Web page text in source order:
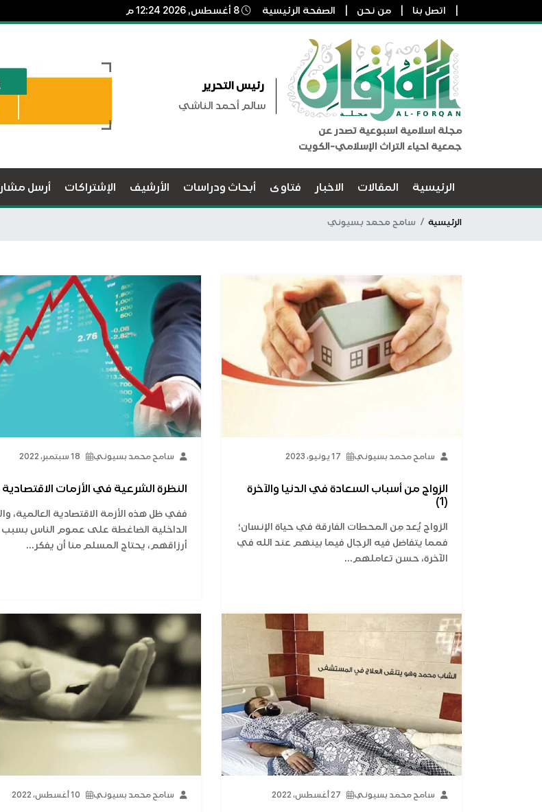
اتصل بنا من نحن الصفحة الرئيسية
مجلة اسلامية اسبوعية تصدر عن
جمعية احياء التراث الإسلامي-الكويت
رئيس التحرير
سالم أحمد الناشي
الرئيسية المقالات الاخبار فتاوى أبحاث ودراسات الأرشيف الإشتراكات أرسل
الرئيسية سامح محمد بسيوني
سامح محمد بسيوني 17 يونيو، 2023
الزواج من أسباب السعادة في الدنيا والآخرة
(1)
الزواج يُعد مِن المحطات الفارقة في حياة الإنسان؛
فمما يتفاضل فيه الرجال فيما بينهم عند الله في
الآخرة، حسن تعاملهم...
سامح محمد بسيوني 18 سبتمبر، 2022
النظرة الشرعية في الأزمات الاقتصادية
ففي ظل هذه الأزمة الاقتصادية العالمية،
الداخلية الضاغطة على عموم الناس
أرزاقهم، يحتاج المسلم منا أن يفكر...
سامح محمد بسيوني 27 أغسطس، 2022 سامح محمد بسيوني 10 أغسطس، 2022